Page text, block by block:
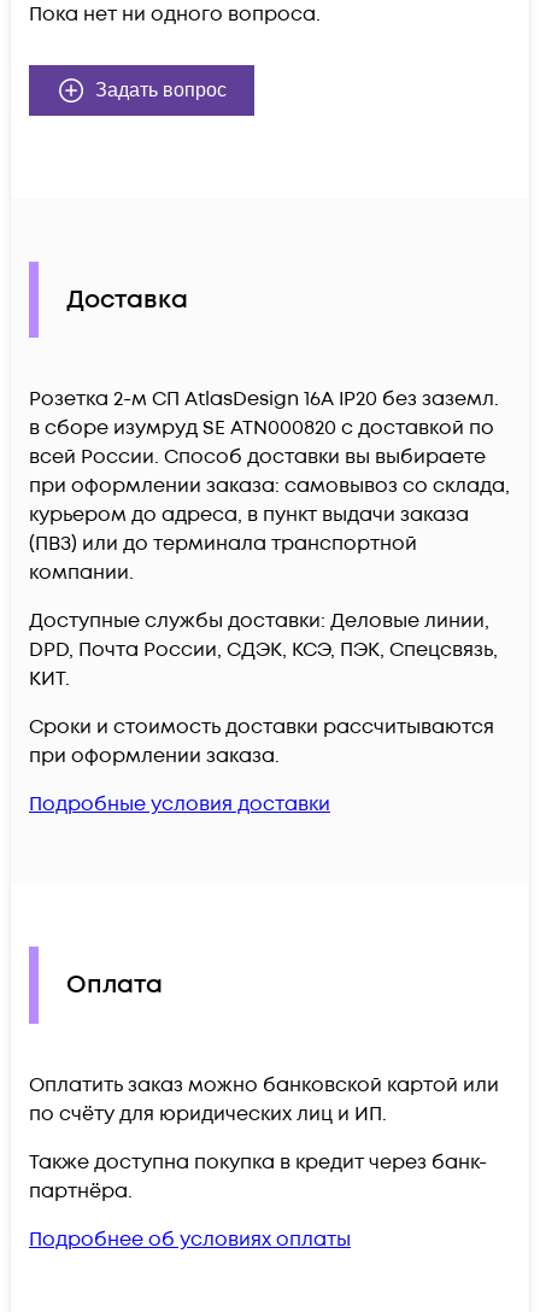
Пока нет ни одного вопроса.
Задать вопрос
Доставка
Розетка 2-м СП AtlasDesign 16А IP20 без заземл.
в сборе изумруд SE ATN000820 c доставкой по
всей России. Способ доставки вы выбираете
при оформлении заказа: самовывоз со склада,
курьером до адреса, в пункт выдачи заказа
(ПВЗ) или до терминала транспортной
компании.
Доступные службы доставки: Деловые линии,
DPD, Почта России, СДЭК, КСЭ, ПЭК, Спецсвязь,
КИТ.
Сроки и стоимость доставки рассчитываются
при оформлении заказа.
Подробные условия доставки
Оплата
Оплатить заказ можно банковской картой или
по счёту для юридических лиц и ИП.
Также доступна покупка в кредит через банк-
партнёра.
Подробнее об условиях оплаты